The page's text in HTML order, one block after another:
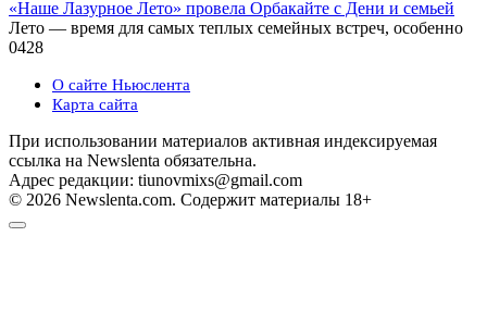
«Наше Лазурное Лето» провела Орбакайте с Дени и семьей
Лето — время для самых теплых семейных встреч, особенно
0428
О сайте Ньюслента
Карта сайта
При использовании материалов активная индексируемая
ссылка на Newslenta обязательна.
Адрес редакции: tiunovmixs@gmail.com
© 2026 Newslenta.com. Содержит материалы 18+